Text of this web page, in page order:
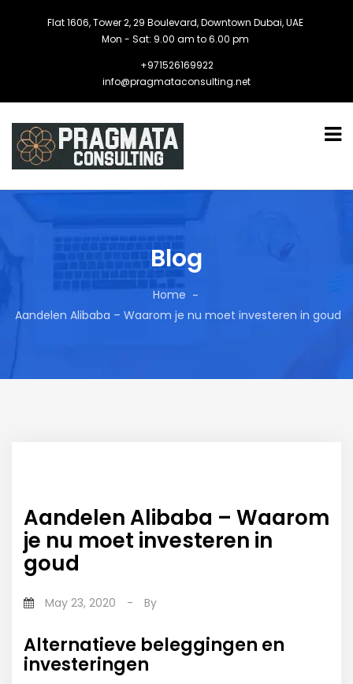
Flat 1606, Tower 2, 29 Boulevard, Downtown Dubai, UAE
Mon - Sat: 9.00 am to 6.00 pm
+971526169922
info@pragmataconsulting.net
Blog
Home
Aandelen Alibaba – Waarom je nu moet investeren in goud
Aandelen Alibaba – Waarom
je nu moet investeren in
goud
May 23, 2020 - By
Alternatieve beleggingen en
investeringen